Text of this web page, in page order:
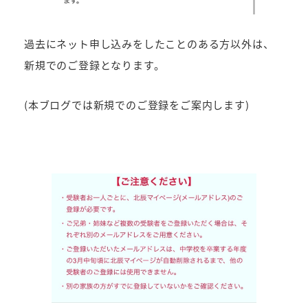
過去にネット申し込みをしたことのある方以外は、
新規でのご登録となります。
(本ブログでは新規でのご登録をご案内します)